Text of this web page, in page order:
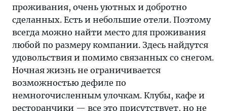
проживания, очень уютных и добротно
сделанных. Есть и небольшие отели. Поэтому
всегда можно найти место для проживания
любой по размеру компании. Здесь найдутся
удовольствия и помимо связанных со снегом.
Ночная жизнь не ограничивается
возможностью дефиле по
немногочисленным улочкам. Клубы, кафе и
ресторанчики — все это присутствует, но не